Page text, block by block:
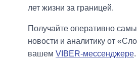
лет жизни за границей.
Получайте оперативно
новости и аналитику от
вашем VIBER-мессенджере.